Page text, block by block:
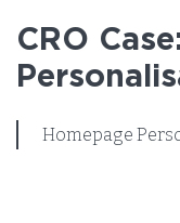
CRO
Homepage